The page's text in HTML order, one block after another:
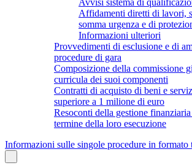
Affidamenti diretti di lavori,
somma urgenza e di
Informazioni ulteriori
Provvedimenti di esclusione e di
procedure di gara
Composizione della commissione
curricula dei suoi componenti
Contratti di acquisto di beni e
superiore a 1 milione di euro
Resoconti della gestione
termine della loro esecuzione
Informazioni sulle singole procedure in formato